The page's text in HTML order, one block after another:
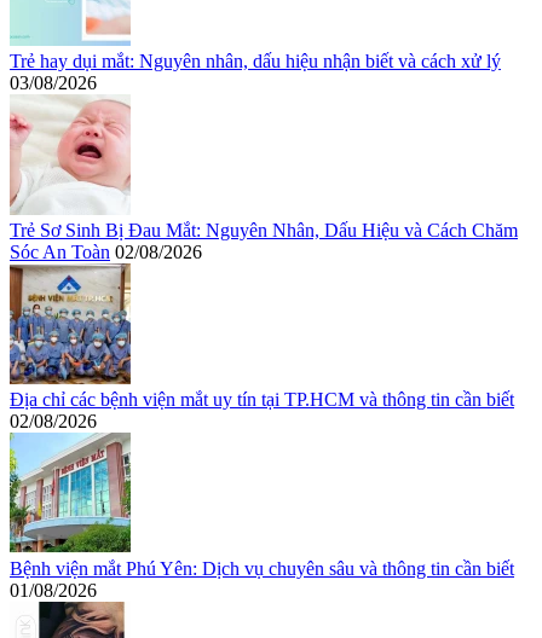
Trẻ hay dụi mắt: Nguyên nhân, dấu hiệu nhận biết và cách xử lý
03/08/2026
Trẻ Sơ Sinh Bị Đau Mắt: Nguyên Nhân, Dấu Hiệu và Cách Chăm
Sóc An Toàn 02/08/2026
Địa chỉ các bệnh viện mắt uy tín tại TP.HCM và thông tin cần biết
02/08/2026
Bệnh viện mắt Phú Yên: Dịch vụ chuyên sâu và thông tin cần biết
01/08/2026